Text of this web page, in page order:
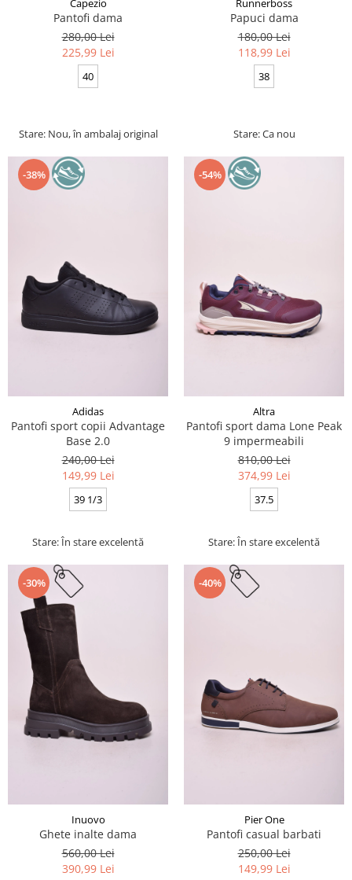
Capezio
Pantofi dama
280,00 Lei
225,99 Lei
40
Stare: Nou, în ambalaj original
Runnerboss
Papuci dama
180,00 Lei
118,99 Lei
38
Stare: Ca nou
-38%
Adidas
Pantofi sport copii Advantage
Base 2.0
240,00 Lei
149,99 Lei
39 1/3
Stare: În stare excelentă
-54%
Altra
Pantofi sport dama Lone Peak
9 impermeabili
810,00 Lei
374,99 Lei
37.5
Stare: În stare excelentă
-30%
Inuovo
Ghete inalte dama
560,00 Lei
390,99 Lei
-40%
Pier One
Pantofi casual barbati
250,00 Lei
149,99 Lei